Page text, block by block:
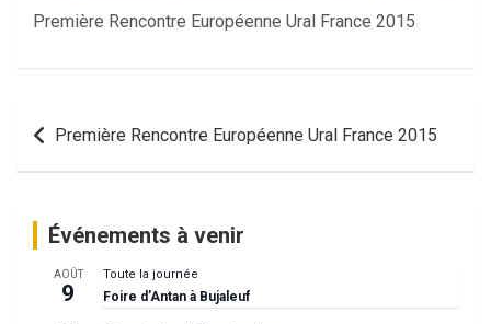
Première Rencontre Européenne Ural France 2015
Navigation
Première Rencontre Européenne Ural France 2015
Événements à venir
AOÛT
9
Toute la journée
Foire d’Antan à Bujaleuf